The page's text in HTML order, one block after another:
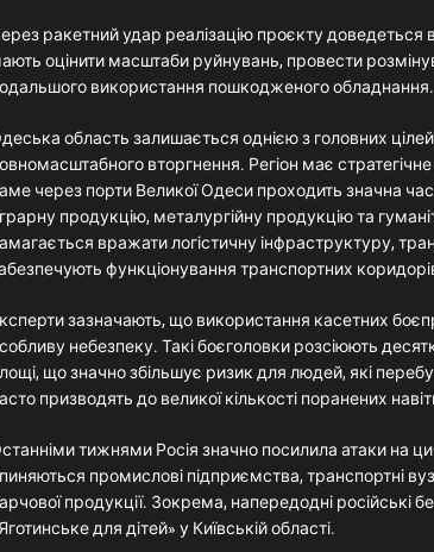
ракетний удар реалізацію проєкту
оцінити масштаби руйнувань, провести
використання пошкодженого обладнання.
область залишається однією з головних
вторгнення. Регіон має
через порти Великої Одеси проходить значна
продукцію, металургійну продукцію та
вражати логістичну інфраструктуру,
функціонування транспортних
зазначають, що використання касетних
небезпеку. Такі боєголовки розсіюють
що значно збільшує ризик для людей, які
призводять до великої кількості поранених
тижнями Росія значно посилила атаки на
промислові підприємства, транспортні
продукції. Зокрема, напередодні російські
для дітей» у Київській області.